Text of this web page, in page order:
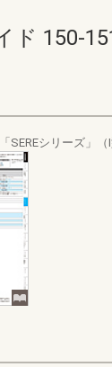
ド 150-
SEREシリーズ」